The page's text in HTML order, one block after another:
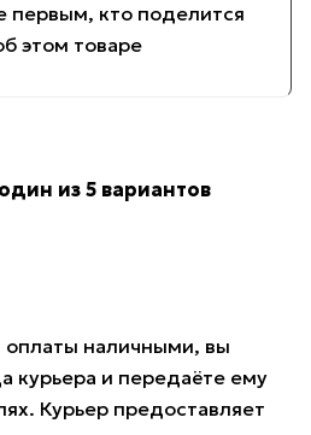
первым, кто поделится
этом товаре
из 5 вариантов
оплаты наличными, вы
курьера и передаёте ему
Курьер предоставляет